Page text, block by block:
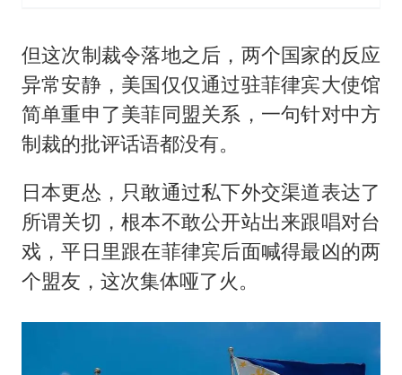
但这次制裁令落地之后，两个国家的反应
异常安静，美国仅仅通过驻菲律宾大使馆
简单重申了美菲同盟关系，一句针对中方
制裁的批评话语都没有。
日本更怂，只敢通过私下外交渠道表达了
所谓关切，根本不敢公开站出来跟唱对台
戏，平日里跟在菲律宾后面喊得最凶的两
个盟友，这次集体哑了火。